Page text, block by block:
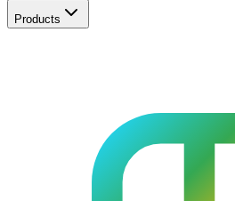
Products